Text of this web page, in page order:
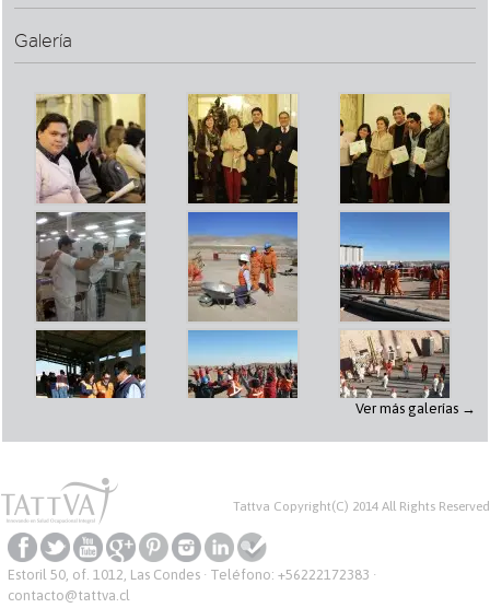
Galería
Ver más galerías →
Tattva Copyright(C) 2014 All Rights Reserved
Estoril 50, of. 1012, Las Condes · Teléfono: +56222172383 ·
contacto@tattva.cl